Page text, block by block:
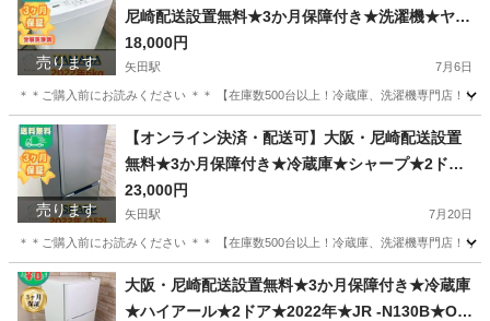
売ります
尼崎配送設置無料★3か月保障付き★洗濯機★ヤマ
ダ★6kg★2022年★YWM-T60H1★IS-1386
18,000円
矢田駅 7月6日
＊＊ご購入前にお読みください ＊＊ 【在庫数500台以上！冷蔵庫、洗濯機専門店！
大阪 大阪市 矢田駅 生活家電 無料
売ります
【オンライン決済・配送可】大阪・尼崎配送設置
無料★3か月保障付き★冷蔵庫★シャープ★2ドア
★2022年★SJ-D15J-H★IR-1935
23,000円
矢田駅 7月20日
＊＊ご購入前にお読みください ＊＊ 【在庫数500台以上！冷蔵庫、洗濯機専門店！
大阪 大阪市 矢田駅 キッチン家電 無料
大阪・尼崎配送設置無料★3か月保障付き★冷蔵庫
★ハイアール★2ドア★2022年★JR -N130B★OR